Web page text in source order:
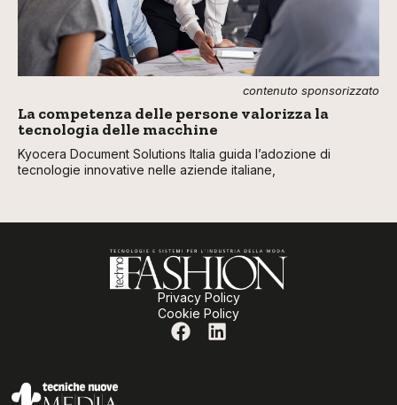
contenuto sponsorizzato
La competenza delle persone valorizza la
tecnologia delle macchine
Kyocera Document Solutions Italia guida l’adozione di
tecnologie innovative nelle aziende italiane,
Privacy Policy
Cookie Policy